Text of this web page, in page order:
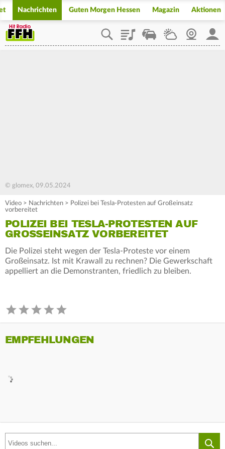
Nachrichten Guten Morgen Hessen Magazin Aktionen
PlaylistStaupilotWetterWebcam
© glomex, 09.05.2024
Video > Nachrichten > Polizei bei Tesla-Protesten auf Großeinsatz
vorbereitet
POLIZEI BEI TESLA-PROTESTEN AUF
GROSSEINSATZ VORBEREITET
Die Polizei steht wegen der Tesla-Proteste vor einem
Großeinsatz. Ist mit Krawall zu rechnen? Die Gewerkschaft
appelliert an die Demonstranten, friedlich zu bleiben.
EMPFEHLUNGEN